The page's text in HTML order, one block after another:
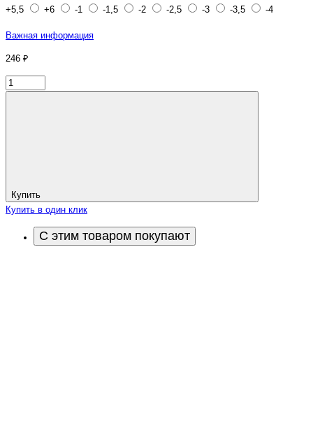
+5,5
+6 -1 -1,5 -2 -2,5 -3 -3,5 -4
Важная информация
246 ₽
Купить
Купить в один клик
С этим товаром покупают